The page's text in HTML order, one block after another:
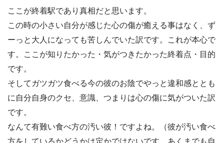
ここが終着駅であり真相だと思います。
この時の小さい自分が感じた心の傷が癒える事はなく、ず
ーっと大人になっても苦しんでいた訳です。これが本心で
す。ここが知りたかった・気がつきたかった終着点・目的
です。
そしてガツガツ食べる今の彼のお陰でやっと違和感ととも
に自分自身のクセ、意識、つまりは心の傷に気がついた訳
です。
なんて有難い食べ方の汚い彼！ですよね。（彼が汚い食べ
方をしているかどうかは定かではないです、あくまでも自